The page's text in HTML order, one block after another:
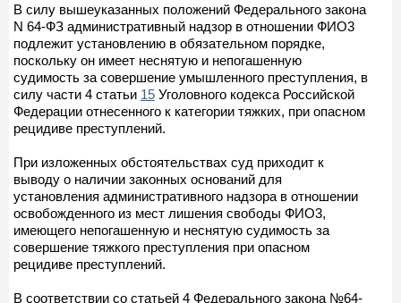
В силу вышеуказанных положений Федерального закона
N 64-ФЗ административный надзор в отношении ФИО3
подлежит установлению в обязательном порядке,
поскольку он имеет неснятую и непогашенную
судимость за совершение умышленного преступления, в
силу части 4 статьи 15 Уголовного кодекса Российской
Федерации отнесенного к категории тяжких, при опасном
рецидиве преступлений.
При изложенных обстоятельствах суд приходит к
выводу о наличии законных оснований для
установления административного надзора в отношении
освобожденного из мест лишения свободы ФИО3,
имеющего непогашенную и неснятую судимость за
совершение тяжкого преступления при опасном
рецидиве преступлений.
В соответствии со статьей 4 Федерального закона №64-